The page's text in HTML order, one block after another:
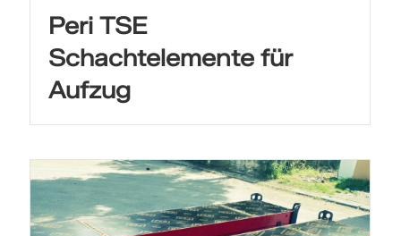
Peri TSE
Schachtelemente für
Aufzug